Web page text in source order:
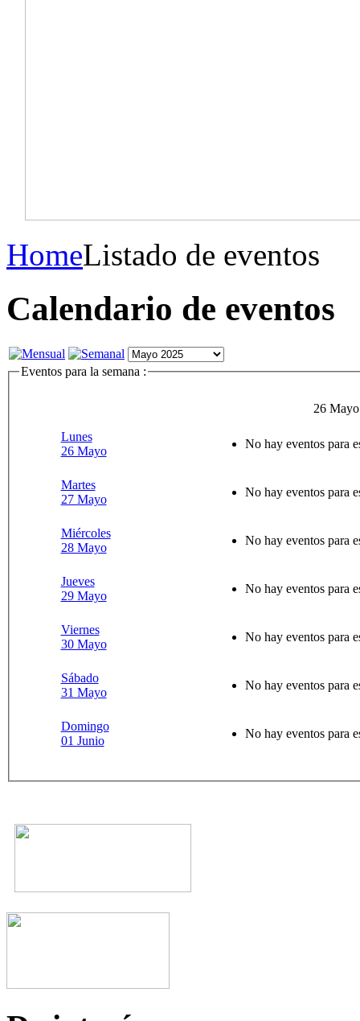
HomeListado de eventos
Calendario de eventos
Eventos para la semana :
26
Lunes
26 Mayo
No hay eventos para
Martes
27 Mayo
No hay eventos para
Miércoles
28 Mayo
No hay eventos para
Jueves
29 Mayo
No hay eventos para
Viernes
30 Mayo
No hay eventos para
Sábado
31 Mayo
No hay eventos para
Domingo
01 Junio
No hay eventos para